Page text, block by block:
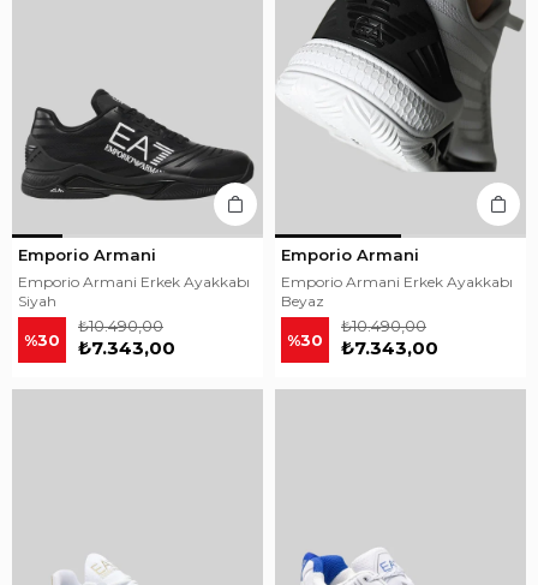
Emporio Armani
Emporio Armani Erkek Ayakkabı
Siyah
%30 ₺7.343,00
₺10.490,00
Emporio Armani
Emporio Armani Erkek Ayakkabı
Beyaz
%30 ₺7.343,00
₺10.490,00